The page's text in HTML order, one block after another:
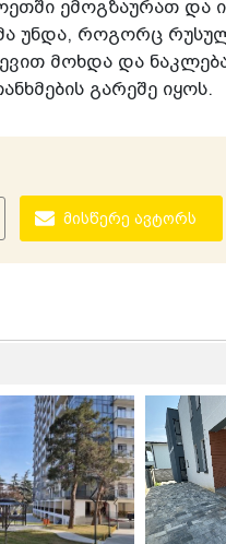
ემოგზაურათ და
უნდა, როგორც
მოხდა და
გარეშე იყოს.
მისწერე ავტორს